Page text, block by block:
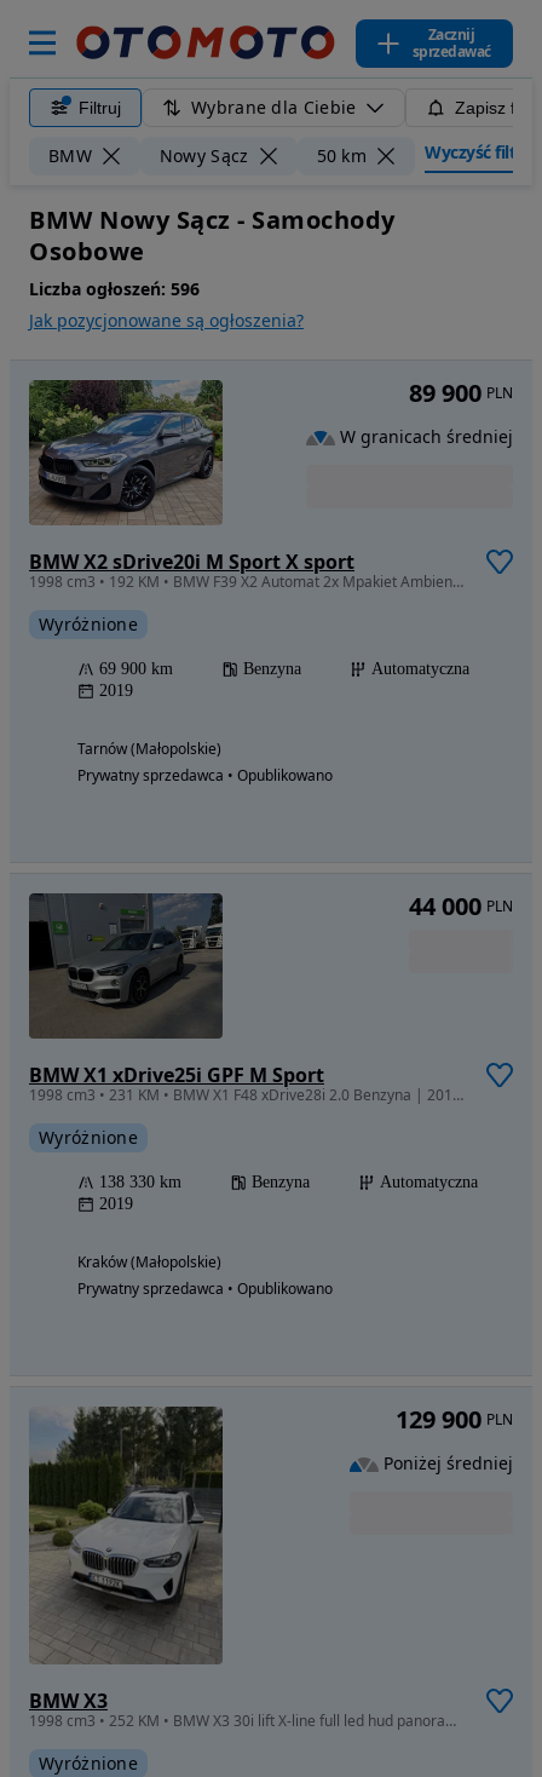
Zacznij
sprzedawać
Filtruj Wybrane dla Ciebie Zapisz
BMW Nowy Sącz 50 km Wyczyść filtry
BMW Nowy Sącz - Samochody
Osobowe
Liczba ogłoszeń: 596
Jak pozycjonowane są ogłoszenia?
BMW X2 sDrive20i M Sport X sport
1998 cm3 • 192 KM • BMW F39 X2 Automat 2x Mpakiet Ambiente Panorama Ful Led Alcantara
Wyróżnione
69 900 km Benzyna
Automatyczna
2019
Tarnów (Małopolskie)
Prywatny sprzedawca • Opublikowano
89 900 PLN
W granicach średniej
BMW X1 xDrive25i GPF M Sport
1998 cm3 • 231 KM • BMW X1 F48 xDrive28i 2.0 Benzyna | 2019 | Bogate wyposażenie
Wyróżnione
138 330 km Benzyna
Automatyczna
2019
Kraków (Małopolskie)
Prywatny sprzedawca • Opublikowano
44 000 PLN
BMW X3
1998 cm3 • 252 KM • BMW X3 30i lift X-line full led hud panorama navi alarm p. rej 2022
Wyróżnione
129 900 PLN
Poniżej średniej